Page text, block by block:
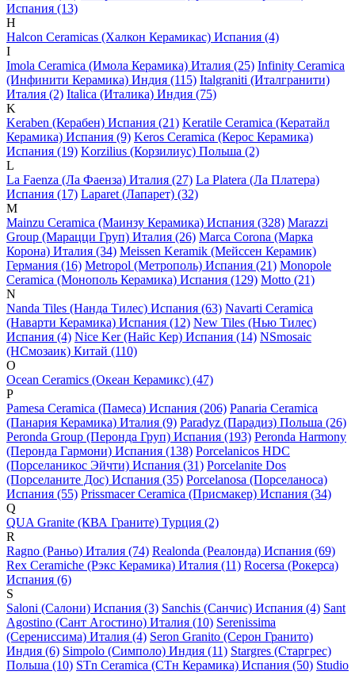
Испания (13)
H
Halcon Ceramicas (Халкон Керамикас) Испания (4)
I
Imola Ceramica (Имола Керамика) Италия (25) Infinity Ceramica
(Инфинити Керамика) Индия (115) Italgraniti (Италгранити)
Италия (2) Italica (Италика) Индия (75)
K
Keraben (Керабен) Испания (21) Keratile Ceramica (Кератайл
Керамика) Испания (9) Keros Ceramica (Керос Керамика)
Испания (19) Korzilius (Корзилиус) Польша (2)
L
La Faenza (Ла Фаенза) Италия (27) La Platera (Ла Платера)
Испания (17) Laparet (Лапарет) (32)
M
Mainzu Ceramica (Маинзу Керамика) Испания (328) Marazzi
Group (Марацци Груп) Италия (26) Marca Corona (Марка
Корона) Италия (34) Meissen Keramik (Мейсcен Керамик)
Германия (16) Metropol (Метрополь) Испания (21) Monopole
Ceramica (Монополь Керамика) Испания (129) Motto (21)
N
Nanda Tiles (Нанда Тилес) Испания (63) Navarti Ceramica
(Наварти Керамика) Испания (12) New Tiles (Нью Тилес)
Испания (4) Nice Ker (Найс Кер) Испания (14) NSmosaic
(НСмозаик) Китай (110)
O
Ocean Ceramics (Океан Керамикс) (47)
P
Pamesa Ceramica (Памеса) Испания (206) Panaria Ceramica
(Панария Керамика) Италия (9) Paradyz (Парадиз) Польша (26)
Peronda Group (Перонда Груп) Испания (193) Peronda Harmony
(Перонда Гармони) Испания (138) Porcelanicos HDC
(Порселаникос Эйчти) Испания (31) Porcelanite Dos
(Порселаните Дос) Испания (35) Porcelanosa (Порселаноса)
Испания (55) Prissmacer Ceramica (Присмакер) Испания (34)
Q
QUA Granite (КВА Граните) Турция (2)
R
Ragno (Раньо) Италия (74) Realonda (Реалонда) Испания (69)
Rex Ceramiche (Рэкс Керамика) Италия (11) Rocersa (Рокерса)
Испания (6)
S
Saloni (Салони) Испания (3) Sanchis (Санчис) Испания (4) Sant
Agostino (Сант Агостино) Италия (10) Serenissima
(Серениссима) Италия (4) Seron Granito (Серон Гранито)
Индия (6) Simpolo (Симполо) Индия (11) Stargres (Старгрес)
Польша (10) STn Ceramica (СТн Керамика) Испания (50) Studio